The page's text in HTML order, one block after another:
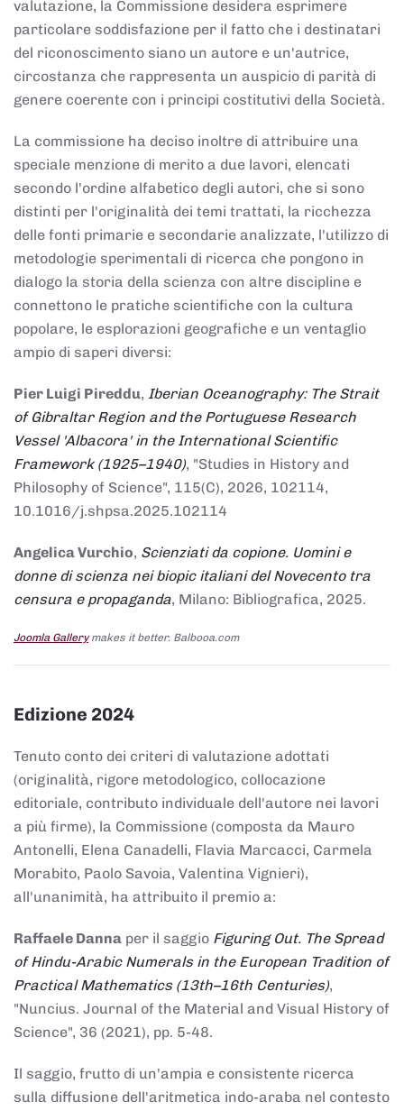
valutazione, la Commissione desidera esprimere
particolare soddisfazione per il fatto che i destinatari
del riconoscimento siano un autore e un'autrice,
circostanza che rappresenta un auspicio di parità di
genere coerente con i principi costitutivi della Società.
La commissione ha deciso inoltre di attribuire una
speciale menzione di merito a due lavori, elencati
secondo l'ordine alfabetico degli autori, che si sono
distinti per l'originalità dei temi trattati, la ricchezza
delle fonti primarie e secondarie analizzate, l'utilizzo di
metodologie sperimentali di ricerca che pongono in
dialogo la storia della scienza con altre discipline e
connettono le pratiche scientifiche con la cultura
popolare, le esplorazioni geografiche e un ventaglio
ampio di saperi diversi:
Pier Luigi Pireddu, Iberian Oceanography: The Strait
of Gibraltar Region and the Portuguese Research
Vessel 'Albacora' in the International Scientific
Framework (1925–1940), "Studies in History and
Philosophy of Science", 115(C), 2026, 102114,
10.1016/j.shpsa.2025.102114
Angelica Vurchio, Scienziati da copione. Uomini e
donne di scienza nei biopic italiani del Novecento tra
censura e propaganda, Milano: Bibliografica, 2025.
Joomla Gallerymakes it better. Balbooa.com
Edizione 2024
Tenuto conto dei criteri di valutazione adottati
(originalità, rigore metodologico, collocazione
editoriale, contributo individuale dell'autore nei lavori
a più firme), la Commissione (composta da Mauro
Antonelli, Elena Canadelli, Flavia Marcacci, Carmela
Morabito, Paolo Savoia, Valentina Vignieri),
all'unanimità, ha attribuito il premio a:
Raffaele Danna per il saggio Figuring Out. The Spread
of Hindu-Arabic Numerals in the European Tradition of
Practical Mathematics (13th–16th Centuries),
"Nuncius. Journal of the Material and Visual History of
Science", 36 (2021), pp. 5-48.
Il saggio, frutto di un'ampia e consistente ricerca
sulla diffusione dell'aritmetica indo-araba nel contesto